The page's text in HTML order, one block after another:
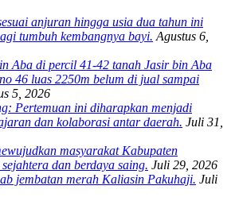
anjuran hingga usia dua tahun ini
tumbuh kembangnya bayi. Agustus 6,
Aba di percil 41-42 tanah Jasir bin Aba
46 luas 2250m belum di jual sampai
5, 2026
Pertemuan ini diharapkan menjadi
dan kolaborasi antar daerah. Juli 31,
masyarakat Kabupaten
dan berdaya saing. Juli 29, 2026
jembatan merah Kaliasin Pakuhaji. Juli